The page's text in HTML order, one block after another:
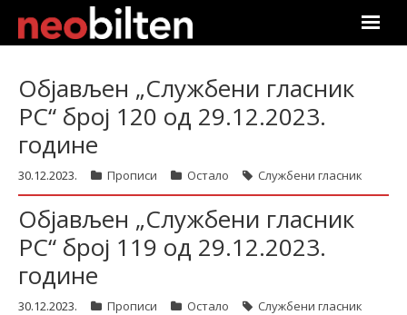
Претрага
Актуелно
Подаци
Линкови
О нама
Објављен „Службени гласник
РС“ број 120 од 29.12.2023.
године
30.12.2023. Прописи Остало Службени гласник
Објављен „Службени гласник
РС“ број 119 од 29.12.2023.
године
30.12.2023. Прописи Остало Службени гласник